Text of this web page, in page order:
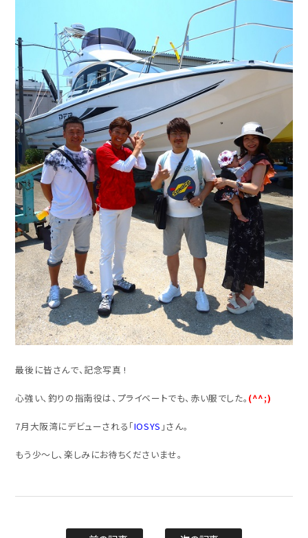
最後に皆さんで、記念写真 !
心強い、釣りの指南役は、プライベートでも、赤い服でした。 (^^;)
7月大阪湾にデビューされる「IOSYS 」さん。
もう少～し、楽しみにお待ちくださいませ。